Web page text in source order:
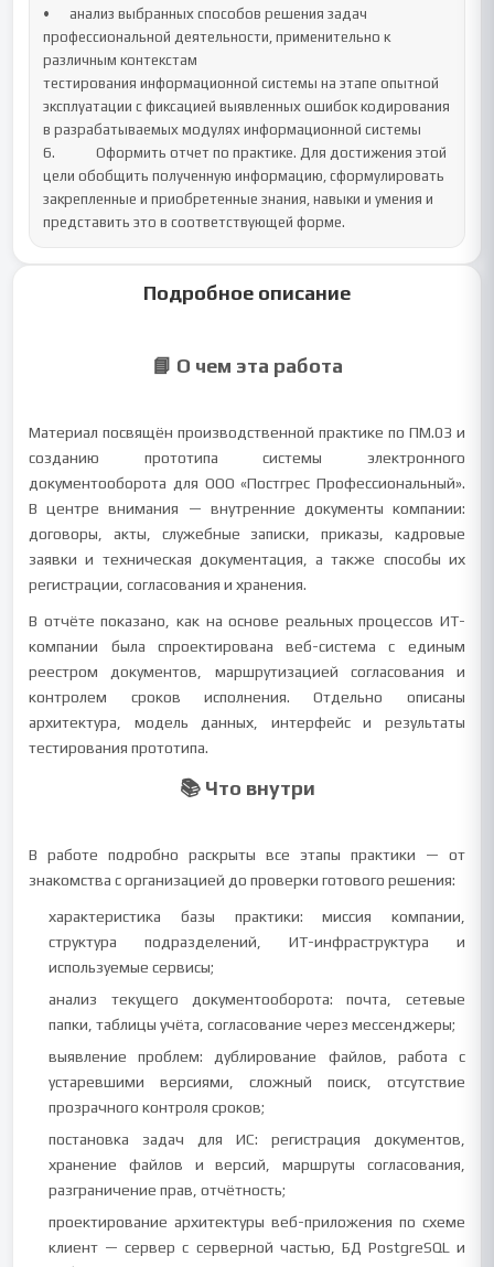
•	анализ выбранных способов решения задач
профессиональной деятельности, применительно к
различным контекстам
тестирования информационной системы на этапе опытной
эксплуатации с фиксацией выявленных ошибок кодирования
в разрабатываемых модулях информационной системы
6.		Оформить отчет по практике. Для достижения этой
цели обобщить полученную информацию, сформулировать
закрепленные и приобретенные знания, навыки и умения и
представить это в соответствующей форме.
Подробное описание
📘 О чем эта работа
Материал посвящён производственной практике по ПМ.03 и
созданию прототипа системы электронного
документооборота для ООО «Постгрес Профессиональный».
В центре внимания — внутренние документы компании:
договоры, акты, служебные записки, приказы, кадровые
заявки и техническая документация, а также способы их
регистрации, согласования и хранения.
В отчёте показано, как на основе реальных процессов ИТ-
компании была спроектирована веб-система с единым
реестром документов, маршрутизацией согласования и
контролем сроков исполнения. Отдельно описаны
архитектура, модель данных, интерфейс и результаты
тестирования прототипа.
📚 Что внутри
В работе подробно раскрыты все этапы практики — от
знакомства с организацией до проверки готового решения:
характеристика базы практики: миссия компании,
структура подразделений, ИТ-инфраструктура и
используемые сервисы;
анализ текущего документооборота: почта, сетевые
папки, таблицы учёта, согласование через мессенджеры;
выявление проблем: дублирование файлов, работа с
устаревшими версиями, сложный поиск, отсутствие
прозрачного контроля сроков;
постановка задач для ИС: регистрация документов,
хранение файлов и версий, маршруты согласования,
разграничение прав, отчётность;
проектирование архитектуры веб-приложения по схеме
клиент — сервер с серверной частью, БД PostgreSQL и